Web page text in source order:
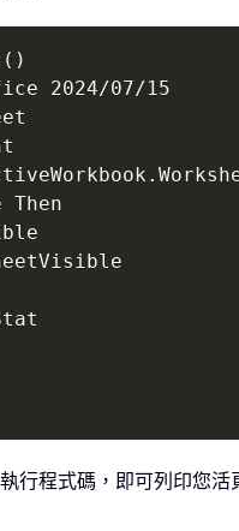
2024/07/15
行程式碼，即可列印您活